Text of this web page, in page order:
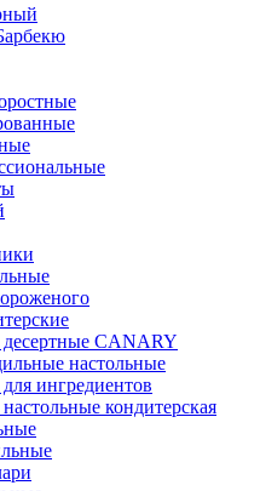
CANARY
настольные
ингредиентов
кондитерская